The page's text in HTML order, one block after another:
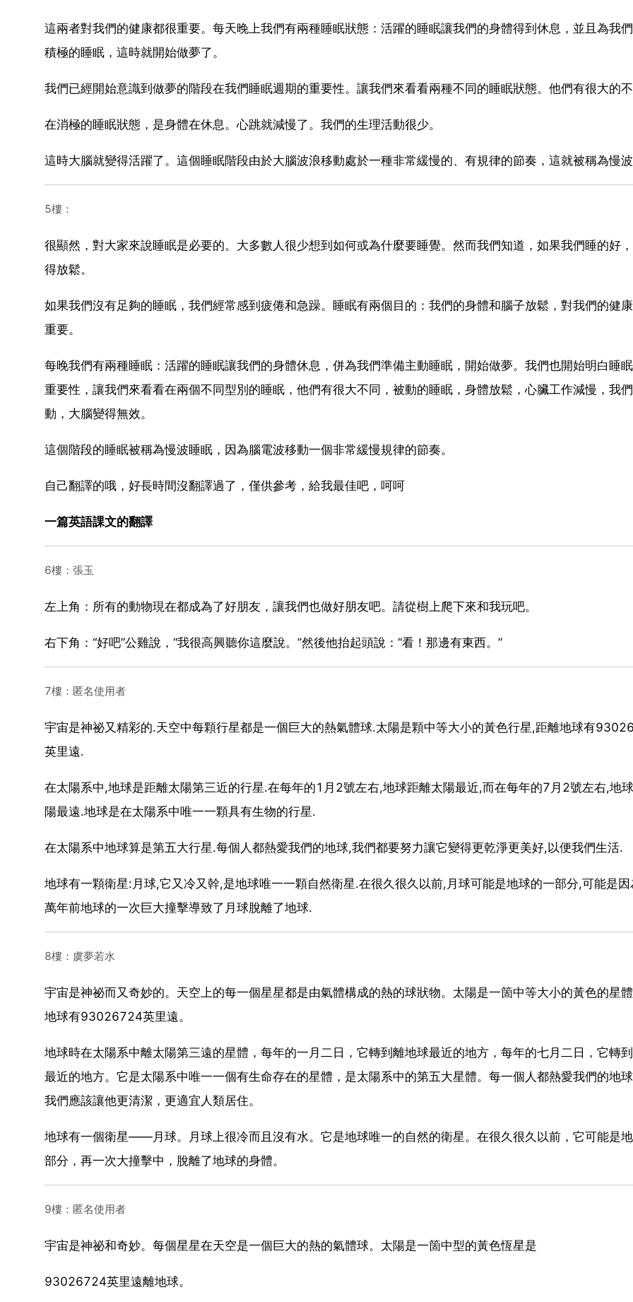
這兩者對我們的健康都很重要。每天晚上我們有兩種睡眠狀態：活躍的睡眠讓我們的身體得到休息，並且為我
積極的睡眠，這時就開始做夢了。
我們已經開始意識到做夢的階段在我們睡眠週期的重要性。讓我們來看看兩種不同的睡眠狀態。他們有很大的不
在消極的睡眠狀態，是身體在休息。心跳就減慢了。我們的生理活動很少。
這時大腦就變得活躍了。這個睡眠階段由於大腦波浪移動處於一種非常緩慢的、有規律的節奏，這就被稱為慢
5樓：
很顯然，對大家來說睡眠是必要的。大多數人很少想到如何或為什麼要睡覺。然而我們知道，如果我們睡的好
得放鬆。
如果我們沒有足夠的睡眠，我們經常感到疲倦和急躁。睡眠有兩個目的：我們的身體和腦子放鬆，對我們的健
重要。
每晚我們有兩種睡眠：活躍的睡眠讓我們的身體休息，併為我們準備主動睡眠，開始做夢。我們也開始明白睡
重要性，讓我們來看看在兩個不同型別的睡眠，他們有很大不同，被動的睡眠，身體放鬆，心臟工作減慢，我
動，大腦變得無效。
這個階段的睡眠被稱為慢波睡眠，因為腦電波移動一個非常緩慢規律的節奏。
自己翻譯的哦，好長時間沒翻譯過了，僅供參考，給我最佳吧，呵呵
一篇英語課文的翻譯
6樓：張玉
左上角：所有的動物現在都成為了好朋友，讓我們也做好朋友吧。請從樹上爬下來和我玩吧。
右下角：“好吧”公雞說，“我很高興聽你這麼說。”然後他抬起頭說：“看！那邊有東西。”
7樓：匿名使用者
宇宙是神祕又精彩的.天空中每顆行星都是一個巨大的熱氣體球.太陽是顆中等大小的黃色行星,距離地球有
英里遠.
在太陽系中,地球是距離太陽第三近的行星.在每年的1月2號左右,地球距離太陽最近,而在每年的7月2號左右,地
陽最遠.地球是在太陽系中唯一一顆具有生物的行星.
在太陽系中地球算是第五大行星.每個人都熱愛我們的地球,我們都要努力讓它變得更乾淨更美好,以便我們生活.
地球有一顆衛星:月球,它又冷又幹,是地球唯一一顆自然衛星.在很久很久以前,月球可能是地球的一部分,可能是
萬年前地球的一次巨大撞擊導致了月球脫離了地球.
8樓：虞夢若水
宇宙是神祕而又奇妙的。天空上的每一個星星都是由氣體構成的熱的球狀物。太陽是一箇中等大小的黃色的星
地球有93026724英里遠。
地球時在太陽系中離太陽第三遠的星體，每年的一月二日，它轉到離地球最近的地方，每年的七月二日，它轉
最近的地方。它是太陽系中唯一一個有生命存在的星體，是太陽系中的第五大星體。每一個人都熱愛我們的地
我們應該讓他更清潔，更適宜人類居住。
地球有一個衛星——月球。月球上很冷而且沒有水。它是地球唯一的自然的衛星。在很久很久以前，它可能是
部分，再一次大撞擊中，脫離了地球的身體。
9樓：匿名使用者
宇宙是神祕和奇妙。每個星星在天空是一個巨大的熱的氣體球。太陽是一箇中型的黃色恆星是
93026724英里遠離地球。